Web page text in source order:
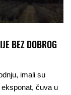
BEZ DOBROG
imali su
čuva u